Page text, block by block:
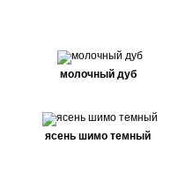
молочный дуб
ясень шимо темный